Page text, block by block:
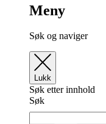
Meny
Søk og naviger
Lukk
Søk etter innhold
Søk